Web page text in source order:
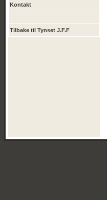
Kontakt
Tilbake til Tynset J.F.F